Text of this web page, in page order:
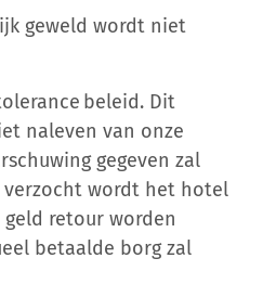
geweld wordt niet
beleid. Dit
naleven van onze
gegeven zal
wordt het hotel
retour worden
betaalde borg zal